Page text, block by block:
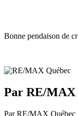
Bonne pendaison de
Par RE/MAX
Par RE/MAX Québec